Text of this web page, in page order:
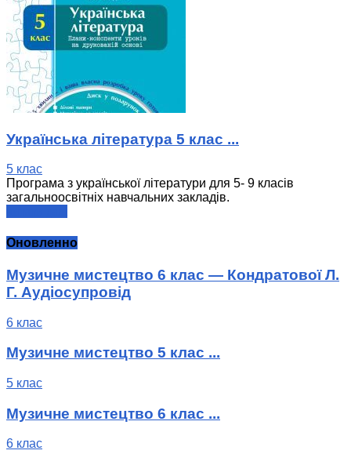
Українська література 5 клас ...
5 клас
Програма з української літератури для 5- 9 класів
загальноосвітніх навчальних закладів.
Оновленно
Музичне мистецтво 6 клас — Кондратової Л.
Г. Аудіосупровід
6 клас
Музичне мистецтво 5 клас ...
5 клас
Музичне мистецтво 6 клас ...
6 клас